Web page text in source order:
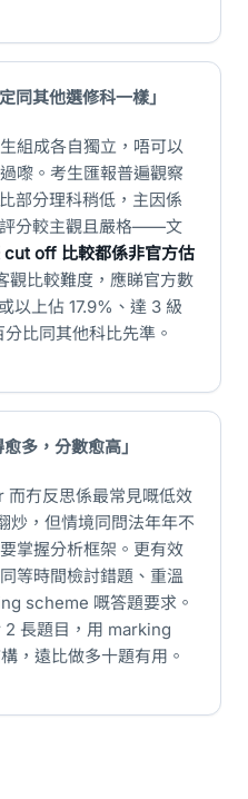
其他選修科一樣」
組成各自獨立，唔可以
嚟。考生匯報普遍觀察
部分理科稍低，主因係
分較主觀且嚴格——文
cut off 比較都係非官方估
觀比較難度，應睇官方數
以上佔 17.9%、達 3 級
比同其他科比先準。
多，分數愈高」
而冇反思係最常見嘅低效
炒，但情境同問法年年不
掌握分析框架。更有效
等時間檢討錯題、重溫
scheme 嘅答題要求。
長題目，用 marking
，遠比做多十題有用。